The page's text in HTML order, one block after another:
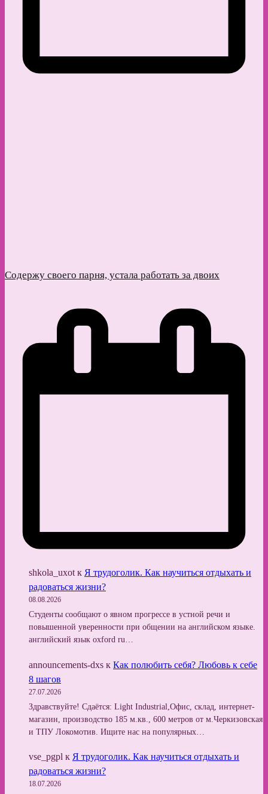
Содержу своего парня, устала работать за двоих
shkola_uxot к Я трудоголик. Как научиться отдыхать и
радоваться жизни?
08.08.2026
Студенты сообщают о явном прогрессе в устной речи и
повышенной уверенности при общении на английском языке.
английский язык oxford ru…
announcements-dxs к Как полюбить себя? Любовь к себе
8 шагов
27.07.2026
Здравствуйте! Сдаётся: Light Industrial,Офис, склад, интернет-
магазин, производство 185 м.кв., 600 метров от м.Черкизовская
и ТПУ Локомотив. Ищите нас на популярных…
vse_pgpl к Я трудоголик. Как научиться отдыхать и
радоваться жизни?
18.07.2026